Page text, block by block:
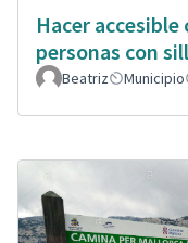
Hacer
personas con
Beatriz Municipio